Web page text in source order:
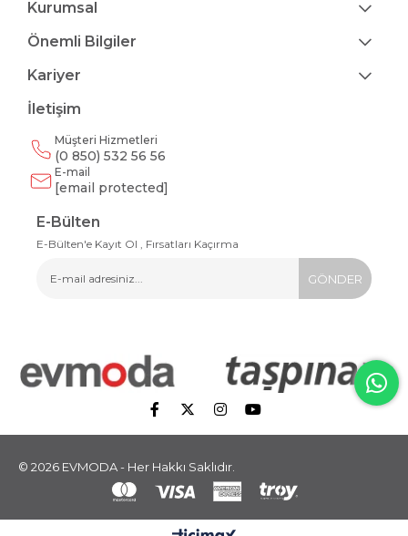
Kurumsal
Önemli Bilgiler
Kariyer
İletişim
Müşteri Hizmetleri
(0 850) 532 56 56
E-mail
[email protected]
E-Bülten
E-Bülten'e Kayıt Ol , Fırsatları Kaçırma
GÖNDER
© 2026 EVMODA - Her Hakkı Saklıdır.